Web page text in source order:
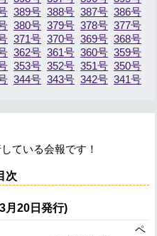
389号 388号 387号 386号
380号 379号 378号 377号
371号 370号 369号 368号
362号 361号 360号 359号
353号 352号 351号 350号
344号 343号 342号 341号
ている会報です！
次
月20日発行)
ペ